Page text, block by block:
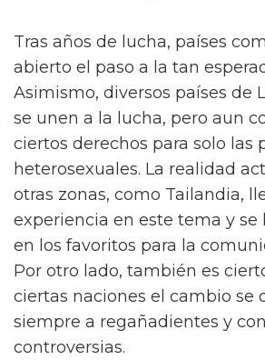
Tras años de lucha, países
abierto el paso a la tan
Asimismo, diversos países de
se unen a la lucha, pero aun
ciertos derechos para solo las
heterosexuales. La realidad
otras zonas, como Tailandia,
experiencia en este tema y se
en los favoritos para la
Por otro lado, también es
ciertas naciones el cambio se
siempre a regañadientes y
controversias.